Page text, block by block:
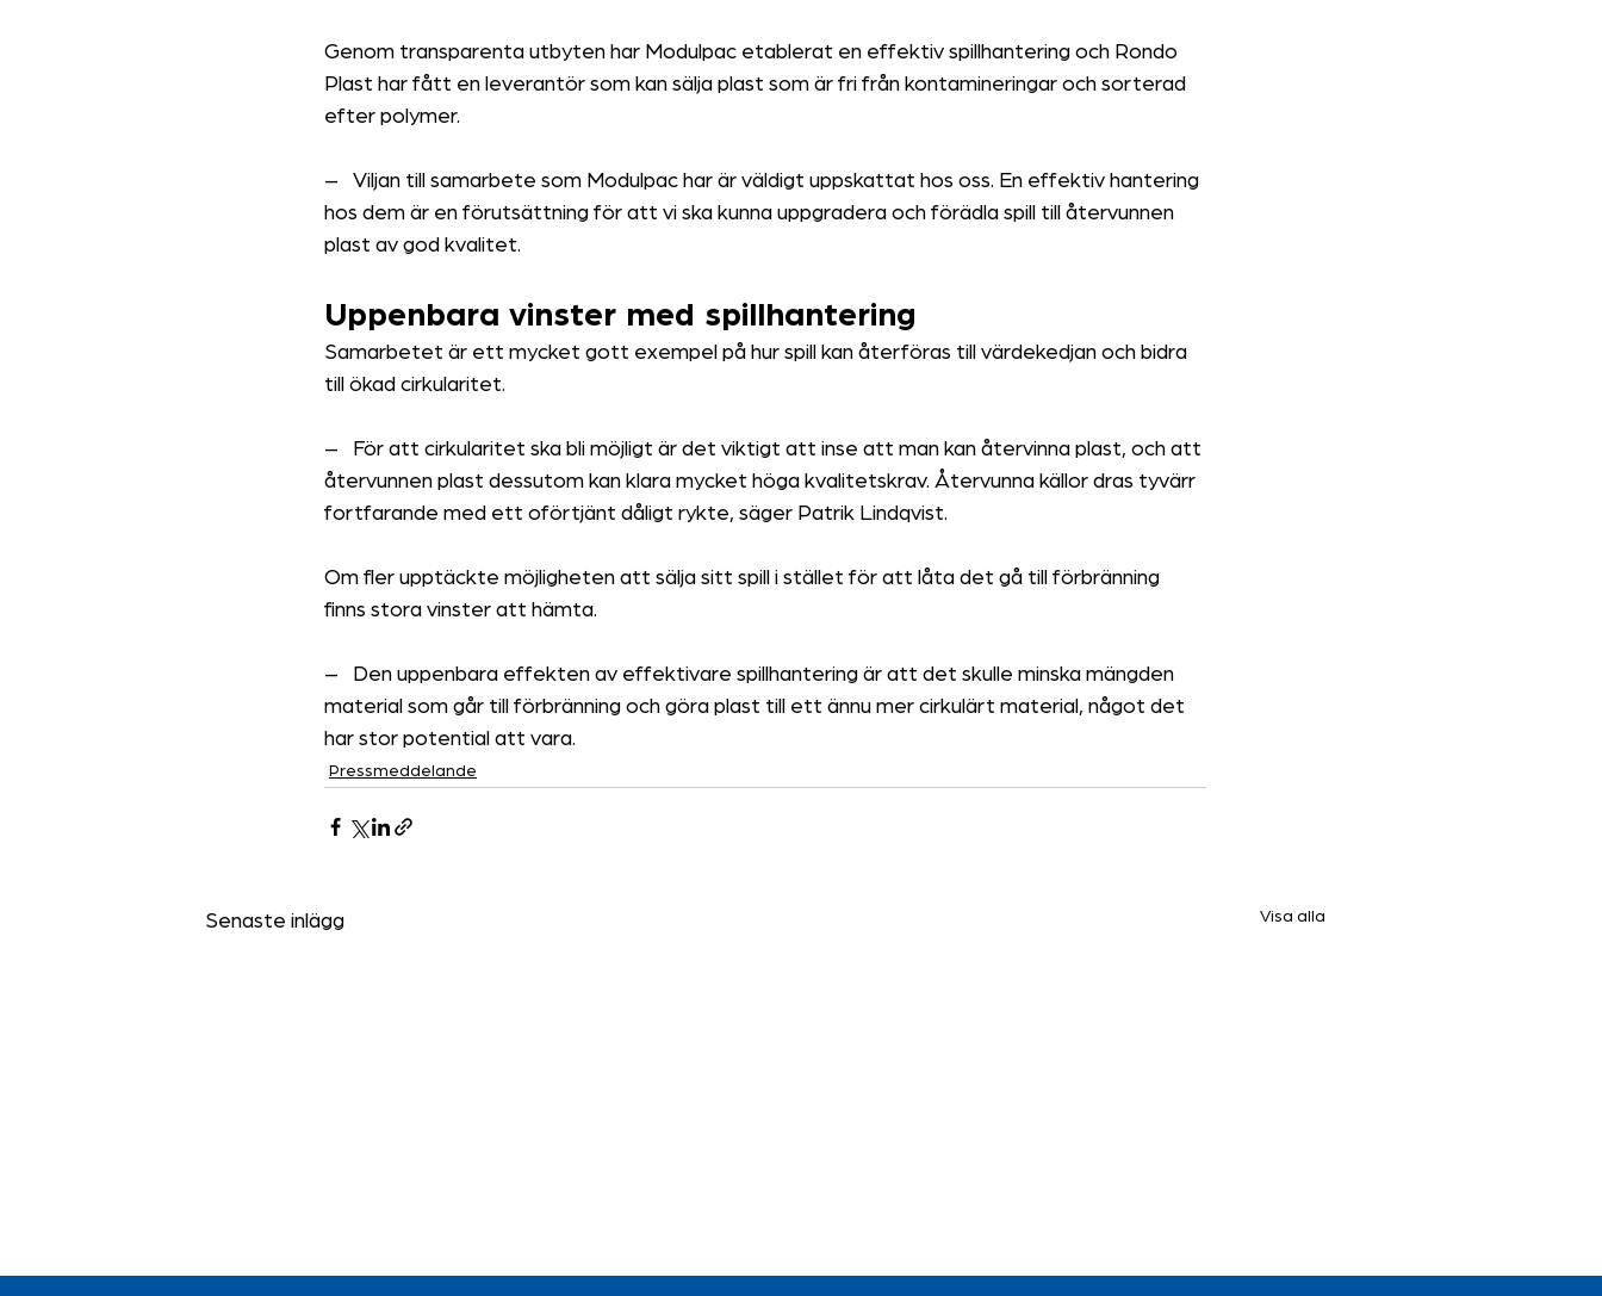
Genom transparenta utbyten har Modulpac etablerat en effektiv spillhantering och Rondo
Plast har fått en leverantör som kan sälja plast som är fri från kontamineringar och sorterad
efter polymer.
– Viljan till samarbete som Modulpac har är väldigt uppskattat hos oss. En effektiv hantering
hos dem är en förutsättning för att vi ska kunna uppgradera och förädla spill till återvunnen
plast av god kvalitet.
Uppenbara vinster med spillhantering
Samarbetet är ett mycket gott exempel på hur spill kan återföras till värdekedjan och bidra
till ökad cirkularitet.
–
För att cirkularitet ska bli möjligt är det viktigt att inse att man kan återvinna plast, och att
återvunnen plast dessutom kan klara mycket höga kvalitetskrav. Återvunna källor dras tyvärr
fortfarande med ett oförtjänt dåligt rykte, säger Patrik Lindqvist.
Om fler upptäckte möjligheten att sälja sitt spill i stället för att låta det gå till förbränning
finns stora vinster att hämta.
–
Den uppenbara effekten av effektivare spillhantering är att det skulle minska mängden
material som går till förbränning och göra plast till ett ännu mer cirkulärt material, något det
har stor potential att vara.
Pressmeddelande
Senaste inlägg Visa alla